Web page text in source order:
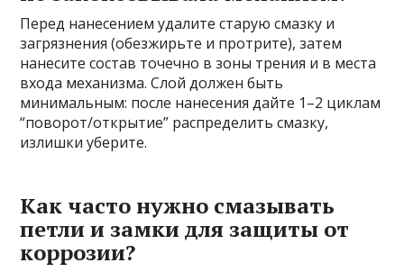
Перед нанесением удалите старую смазку и
загрязнения (обезжирьте и протрите), затем
нанесите состав точечно в зоны трения и в места
входа механизма. Слой должен быть
минимальным: после нанесения дайте 1–2 циклам
“поворот/открытие” распределить смазку,
излишки уберите.
Как часто нужно смазывать
петли и замки для защиты от
коррозии?